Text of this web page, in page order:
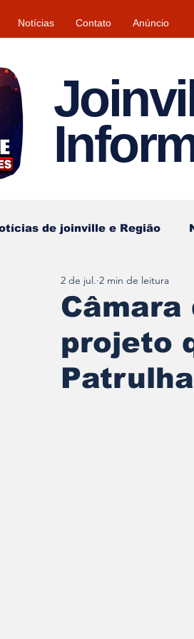
Notícias Contato Anúncio
de joinville e Região
Tempo\clima
Câmara
projeto
2 de jul. 2 min de leitura